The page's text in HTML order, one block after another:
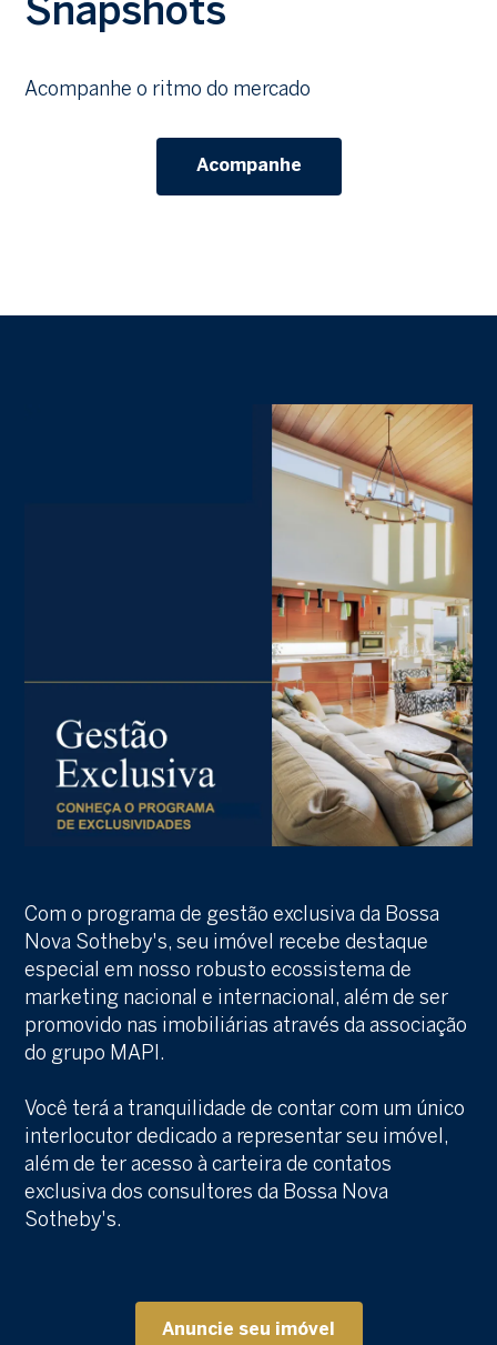
Snapshots
Acompanhe o ritmo do mercado
Acompanhe
Com o programa de gestão exclusiva da Bossa
Nova Sotheby's, seu imóvel recebe destaque
especial em nosso robusto ecossistema de
marketing nacional e internacional, além de ser
promovido nas imobiliárias através da associação
do grupo MAPI.
Você terá a tranquilidade de contar com um único
interlocutor dedicado a representar seu imóvel,
além de ter acesso à carteira de contatos
exclusiva dos consultores da Bossa Nova
Sotheby's.
Anuncie seu imóvel